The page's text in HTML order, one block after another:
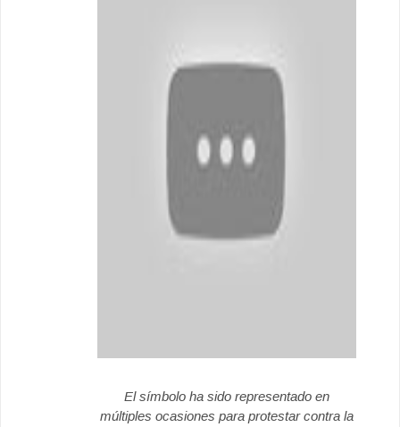
El símbolo ha sido representado en
múltiples ocasiones para protestar contra la